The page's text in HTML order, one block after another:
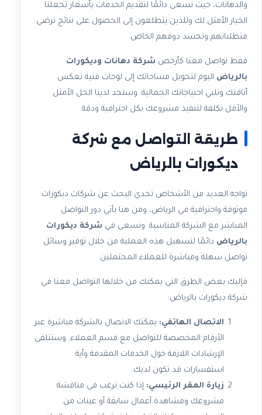
والدهانات، حيث نسعى دائمًا لتقديم الخدمات بأسعار تجعلنا
الخيار الأمثل لك وللذين يتطلعون إلى الحصول على نتائج ترضي
متطلباتهم وتجسد ذوقهم الخاص.
فقط تواصل معنا كأرخص شركة دهانات وديكورات
بالرياض اليوم لتحويل مساحاتك إلى لوحات فنية تعكس
أناقتك وتلبي احتياجاتك الجمالية. وستجد لدينا الحل الأمثل
والأقل تكلفة لتنفيذ مشروعك بكل احترافية ودقة.
طريقة التواصل مع شركة
ديكورات بالرياض
تواجه العديد من الأشخاص تحدي البحث عن شركات ديكورات
موثوقة واحترافية في الرياض، ومن هنا يأتي دور التواصل
المباشر مع الشركة المناسبة. ونسعى في شركة ديكورات
بالرياض دائمًا لتسهيل هذه العملية من خلال توفير وسائل
تواصل سهلة ومباشرة للعملاء المحتملين.
فإليك بعض الطرق التي يمكنك من خلالها التواصل معنا في
شركة ديكورات بالرياض:
الاتصال الهاتفي: يمكنك الاتصال بالشركة مباشرة عبر
الأرقام المخصصة للتواصل مع قسم العملاء. وستتلقى
الإرشادات اللازمة حول الخدمات المقدمة وأية
استفسارات قد تكون لديك.
زيارة المقر الرئيسي: إذا كنت ترغب في مناقشة
مشروعك ومشاهدة أعمال سابقة أو عينات من